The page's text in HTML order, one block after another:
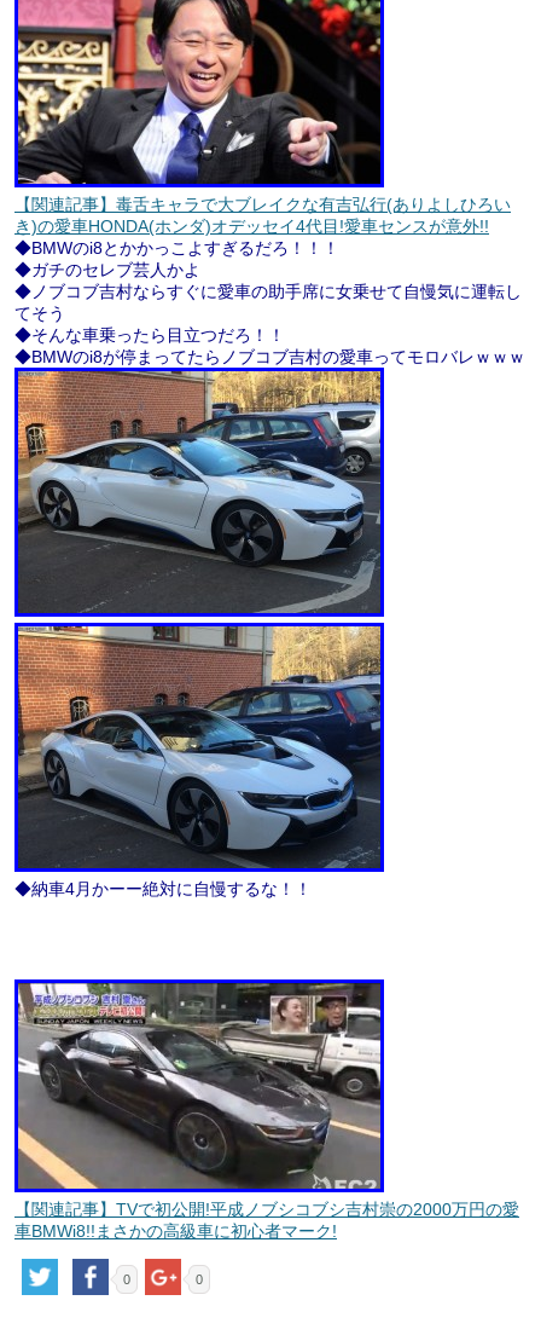
【関連記事】毒舌キャラで大ブレイクな有吉弘行(ありよしひろい
き)の愛車HONDA(ホンダ)オデッセイ4代目!愛車センスが意外!!
◆BMWのi8とかかっこよすぎるだろ！！！
◆ガチのセレブ芸人かよ
◆ノブコブ吉村ならすぐに愛車の助手席に女乗せて自慢気に運転し
てそう
◆そんな車乗ったら目立つだろ！！
◆BMWのi8が停まってたらノブコブ吉村の愛車ってモロバレｗｗｗ
◆納車4月かーー絶対に自慢するな！！
【関連記事】TVで初公開!平成ノブシコブシ吉村崇の2000万円の愛
車BMWi8!!まさかの高級車に初心者マーク!
0 0